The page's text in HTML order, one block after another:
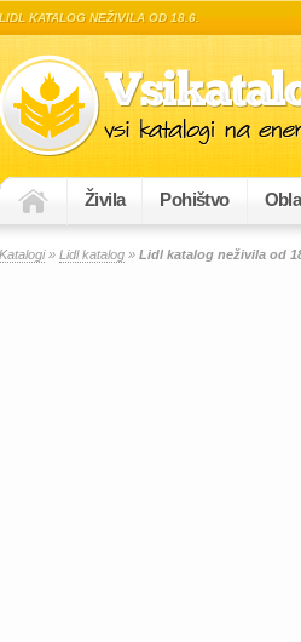
LIDL KATALOG NEŽIVILA OD 18.6.
Živila Pohištvo
Katalogi» Lidl katalog » Lidl katalog neživila od